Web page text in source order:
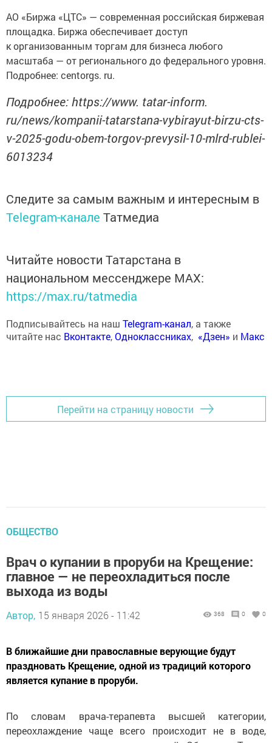
АО «Биржа «ЦТС» — современная российская биржевая
площадка. Биржа обеспечивает доступ
к организованным торгам для бизнеса любого
масштаба — от регионального до федерального уровня.
Подробнее: centorgs. ru.
Подробнее: https://www. tatar-inform.
ru/news/kompanii-tatarstana-vybirayut-birzu-cts-
v-2025-godu-obem-torgov-prevysil-10-mlrd-rublei-
6013234
Следите за самым важным и интересным в
Telegram-канале Татмедиа
Читайте новости Татарстана в
национальном мессенджере MАХ:
https://max.ru/tatmedia
Подписывайтесь на наш Telegram-канал, а также
читайте нас Вконтакте,Одноклассниках, «Дзен» и Макс
Перейти на страницу новости
ОБЩЕСТВО
Врач о купании в проруби на Крещение:
главное — не переохладиться после
выхода из воды
Автор, 15 января 2026 - 11:42 368 0 0
В ближайшие дни православные верующие будут
праздновать Крещение, одной из традиций которого
является купание в проруби.
По словам врача-терапевта высшей категории,
переохлаждение чаще всего происходит не в воде,